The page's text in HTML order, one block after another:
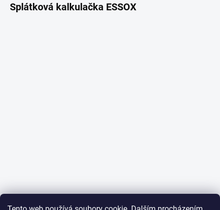
Splátková kalkulačka ESSOX